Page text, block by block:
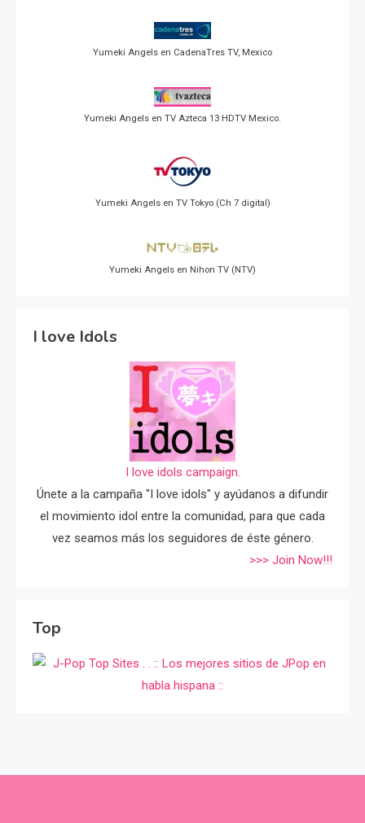
Yumeki Angels en CadenaTres TV, Mexico
Yumeki Angels en TV Azteca 13 HDTV Mexico.
Yumeki Angels en TV Tokyo (Ch 7 digital)
Yumeki Angels en Nihon TV (NTV)
I love Idols
I love idols campaign.
Únete a la campaña "I love idols" y ayúdanos a difundir
el movimiento idol entre la comunidad, para que cada
vez seamos más los seguidores de éste género.
>>> Join Now!!!
Top